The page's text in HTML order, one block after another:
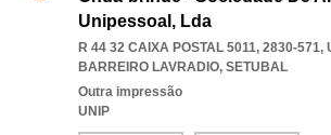
Unipessoal, Lda
R 44 32 CAIXA POSTAL 5011, 2830-571,
BARREIRO LAVRADIO, SETUBAL
Outra impressão
UNIP